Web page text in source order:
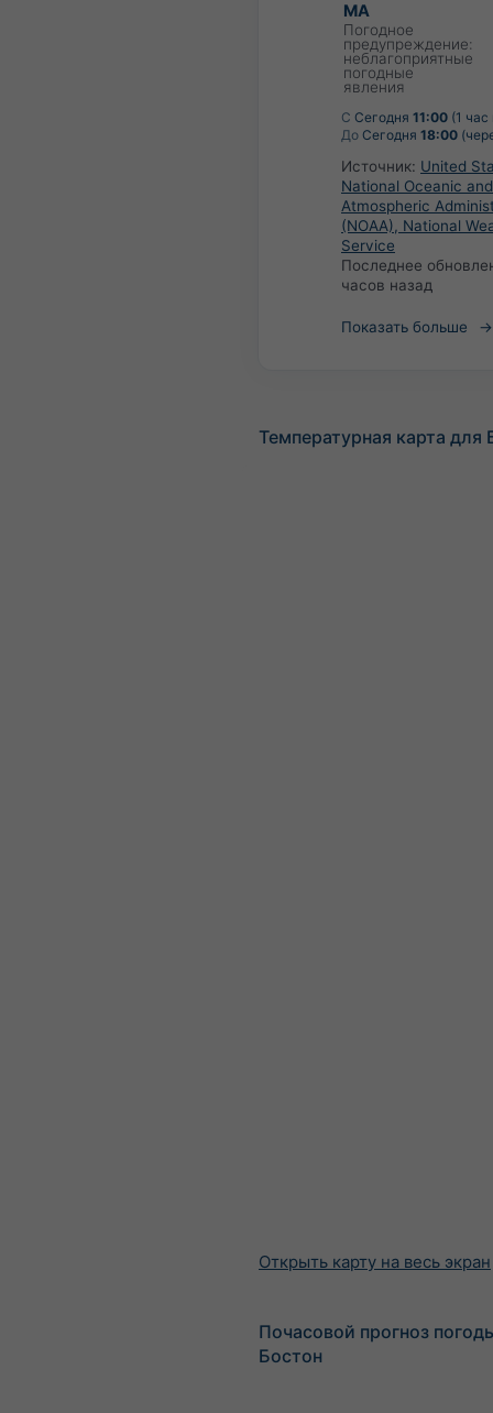
MA
Погодное
предупреждение:
неблагоприятные
погодные
явления
С Сегодня 11:00 (1 час
До Сегодня 18:00
Источник: United
National Oceanic and
Atmospheric
(NOAA), National
Service
Последнее
часов назад
Показать больше
Температурная карта для
Открыть карту на весь экран
Почасовой прогноз
Бостон